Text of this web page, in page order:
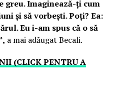
greu. Imaginează-ţi cum
şi să vorbeşti. Poţi? Ea:
Eu i-am spus că o să
a mai adăugat Becali.
(CLICK PENTRU A